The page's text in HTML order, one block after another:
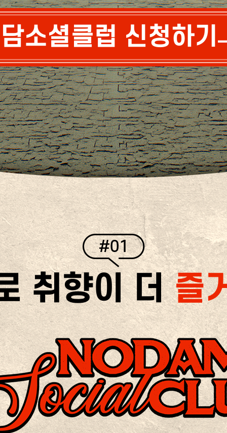
소셜클럽 신청하기
#01
취향이 더즐